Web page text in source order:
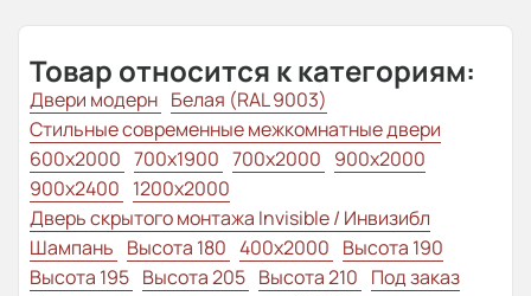
Товар относится к категориям:
Двери модерн Белая (RAL 9003)
Стильные современные межкомнатные двери
600x2000 700x1900 700x2000 900x2000
900x2400 1200x2000
Дверь скрытого монтажа Invisible / Инвизибл
Шампань Высота 180 400x2000 Высота 190
Высота 195 Высота 205 Высота 210 Под заказ